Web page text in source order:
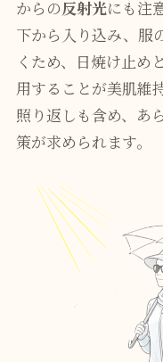
からの反射光にも注
下から入り込み、服
くため、日焼け止め
用することが美肌維
照り返しも含め、あ
策が求められます。